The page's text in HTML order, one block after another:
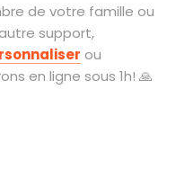
de votre famille ou
support,
ou
en ligne sous 1h! 🙏